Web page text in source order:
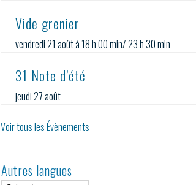
Vide grenier
vendredi 21 août à 18 h 00 min/23 h 30 min
31 Note d’été
jeudi 27 août
Voir tous les Évènements
Autres langues